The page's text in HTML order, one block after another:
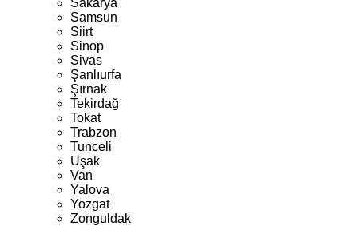
Sakarya
Samsun
Siirt
Sinop
Sivas
Şanlıurfa
Şırnak
Tekirdağ
Tokat
Trabzon
Tunceli
Uşak
Van
Yalova
Yozgat
Zonguldak